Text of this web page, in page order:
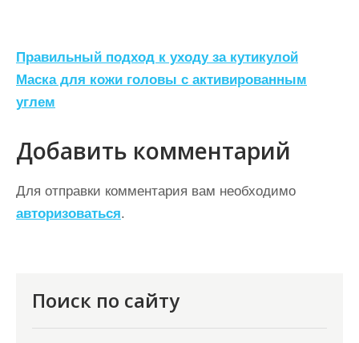
Н
а
в
и
г
а
ц
Правильный подход к уходу за кутикулой
Маска для кожи головы с активированным
углем
Добавить комментарий
Для отправки комментария вам необходимо
авторизоваться.
Поиск по сайту